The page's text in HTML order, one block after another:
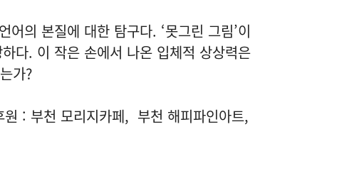
의 본질에 대한 탐구다. ‘못그린 그림’이
다. 이 작은 손에서 나온 입체적 상상력은
가?
: 부천 모리지카페, 부천 해피파인아트,